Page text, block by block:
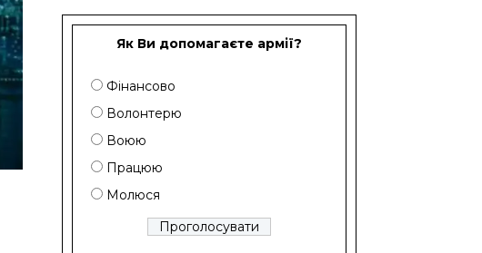
Як Ви допомагаєте армії?
Фінансово
Волонтерю
Воюю
Працюю
Молюся